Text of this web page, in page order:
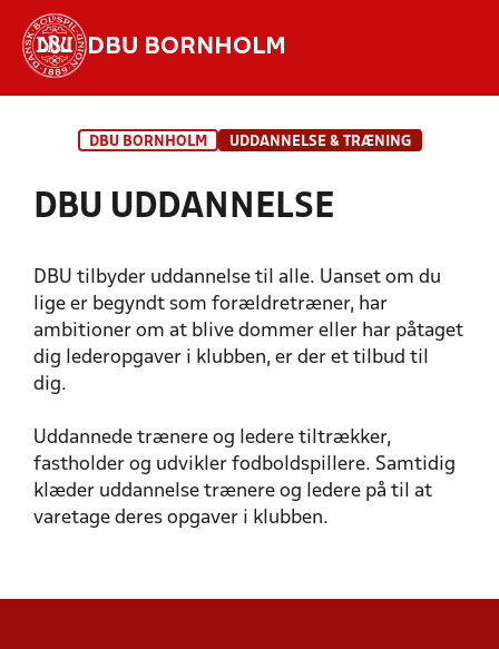
DBU BORNHOLM
STILLINGER, RESULTATER, KLUBBER OG
DBU BORNHOLM UDDANNELSE & TRÆNING
DBU UDDANNELSE
DBU tilbyder uddannelse til alle. Uanset om du
lige er begyndt som forældretræner, har
ambitioner om at blive dommer eller har påtaget
dig lederopgaver i klubben, er der et tilbud til
dig.
Uddannede trænere og ledere tiltrækker,
fastholder og udvikler fodboldspillere. Samtidig
klæder uddannelse trænere og ledere på til at
varetage deres opgaver i klubben.
TRÆNERUDDANNELSE
DOMMERUDDANNELSE
LEDERUDDANNELSE
INSPIRATION TIL TRÆNING OG
KLUBLIV
KURSUSINFORMATION
FIND DIT KURSUS